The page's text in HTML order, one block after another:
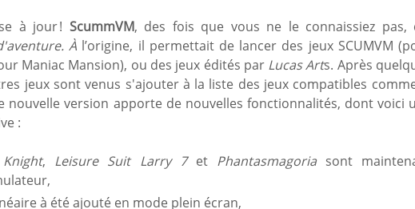
à jour ! ScummVM, des fois que vous ne le connaissiez pas,
. À l’origine, il permettait de lancer des jeux SCUMVM
Maniac Mansion), ou des jeux édités par Lucas Arts. Après
jeux sont venus s'ajouter à la liste des jeux compatibles
nouvelle version apporte de nouvelles fonctionnalités, dont voici
:
, Leisure Suit Larry 7et Phantasmagoriasont
à été ajouté en mode plein écran,